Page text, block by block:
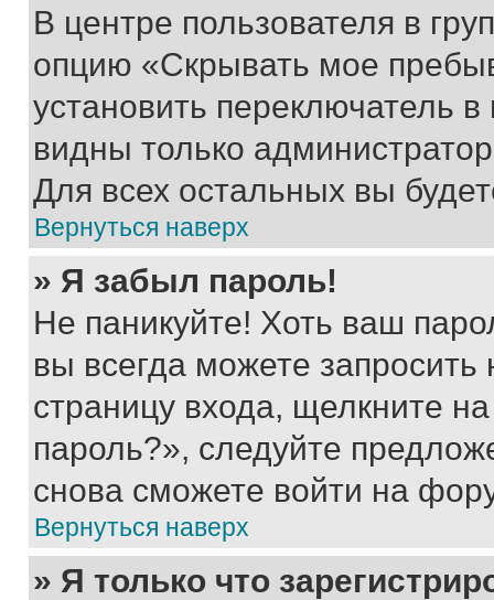
В центре пользователя в
опцию «Скрывать мое
установить переключатель
видны только
Для всех остальных вы
Вернуться наверх
» Я забыл пароль!
Не паникуйте! Хоть ваш
вы всегда можете
страницу входа, щелкните
пароль?», следуйте
снова сможете войти на
Вернуться наверх
» Я только что